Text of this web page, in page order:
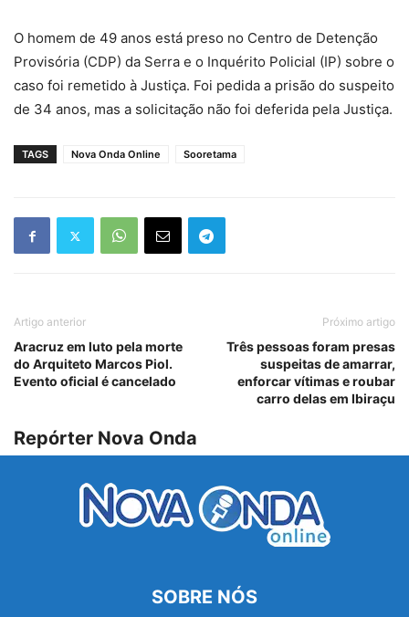
O homem de 49 anos está preso no Centro de Detenção
Provisória (CDP) da Serra e o Inquérito Policial (IP) sobre o
caso foi remetido à Justiça. Foi pedida a prisão do suspeito
de 34 anos, mas a solicitação não foi deferida pela Justiça.
TAGS Nova Onda Online Sooretama
Artigo anterior
Aracruz em luto pela morte
do Arquiteto Marcos Piol.
Evento oficial é cancelado
Próximo artigo
Três pessoas foram presas
suspeitas de amarrar,
enforcar vítimas e roubar
carro delas em Ibiraçu
Repórter Nova Onda
SOBRE NÓS